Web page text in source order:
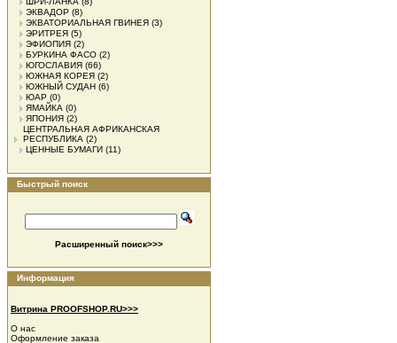
ЭКВАДОР (8)
ЭКВАТОРИАЛЬНАЯ ГВИНЕЯ (3)
ЭРИТРЕЯ (5)
ЭФИОПИЯ (2)
БУРКИНА ФАСО (2)
ЮГОСЛАВИЯ (66)
ЮЖНАЯ КОРЕЯ (2)
ЮЖНЫЙ СУДАН (6)
ЮАР (0)
ЯМАЙКА (0)
ЯПОНИЯ (2)
ЦЕНТРАЛЬНАЯ АФРИКАНСКАЯ
РЕСПУБЛИКА (2)
ЦЕННЫЕ БУМАГИ (11)
Быстрый поиск
Расширенный поиск>>>
Информация
Витрина PROOFSHOP.RU>>>
О нас
Оформление заказа